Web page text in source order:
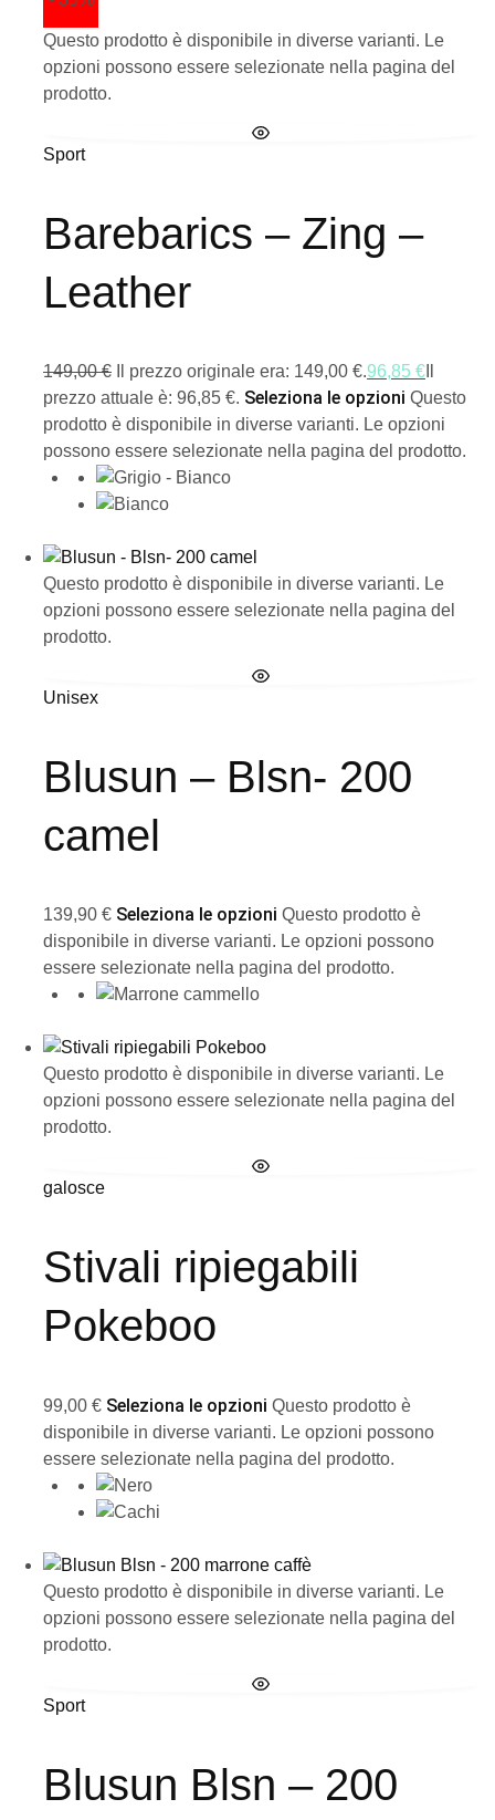
Questo prodotto è disponibile in diverse varianti. Le
opzioni possono essere selezionate nella pagina del
prodotto.
Sport
Barebarics – Zing –
Leather
149,00€ Il prezzo originale era: 149,00 €.96,85 €
prezzo attuale è: 96,85 €. Seleziona le opzioni Questo
prodotto è disponibile in diverse varianti. Le opzioni
possono essere selezionate nella pagina del prodotto.
Questo prodotto è disponibile in diverse varianti. Le
opzioni possono essere selezionate nella pagina del
prodotto.
Unisex
Blusun – Blsn- 200
camel
139,90 € Seleziona le opzioni Questo prodotto è
disponibile in diverse varianti. Le opzioni possono
essere selezionate nella pagina del prodotto.
Questo prodotto è disponibile in diverse varianti. Le
opzioni possono essere selezionate nella pagina del
prodotto.
galosce
Stivali ripiegabili
Pokeboo
99,00 € Seleziona le opzioni Questo prodotto è
disponibile in diverse varianti. Le opzioni possono
essere selezionate nella pagina del prodotto.
Questo prodotto è disponibile in diverse varianti. Le
opzioni possono essere selezionate nella pagina del
prodotto.
Sport
Blusun Blsn – 200